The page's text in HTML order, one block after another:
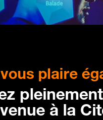
plaire
à la